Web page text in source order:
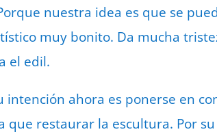
nuestra idea es que se
muy bonito. Da mucha
el edil.
intención ahora es ponerse en
restaurar la escultura. Por su